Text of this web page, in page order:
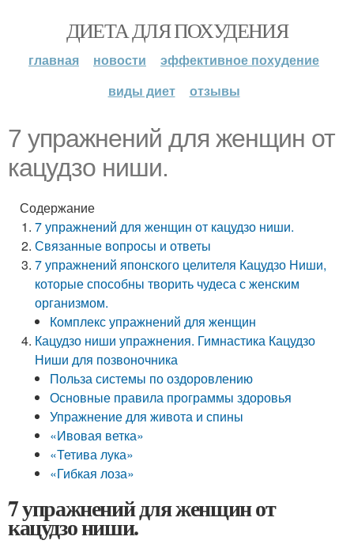
ДИЕТА ДЛЯ ПОХУДЕНИЯ
главная новости
эффективное похудение
виды диет
отзывы
7 упражнений для женщин от
кацудзо ниши.
Содержание
7 упражнений для женщин от кацудзо ниши.
Связанные вопросы и ответы
7 упражнений японского целителя Кацудзо Ниши,
которые способны творить чудеса с женским
организмом.
Комплекс упражнений для женщин
Кацудзо ниши упражнения. Гимнастика Кацудзо
Ниши для позвоночника
Польза системы по оздоровлению
Основные правила программы здоровья
Упражнение для живота и спины
«Ивовая ветка»
«Тетива лука»
«Гибкая лоза»
7 упражнений для женщин от
кацудзо ниши.